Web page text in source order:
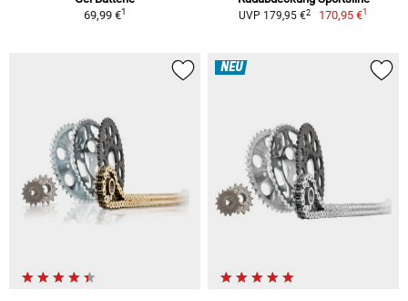
69,99 €1 UVP 179,95 €2 170,95 €1
NEU